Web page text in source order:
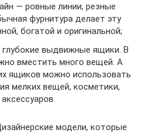
— ровные линии, резные
фурнитура делает эту
богатой и оригинальной;
выдвижные ящики. В
вместить много вещей. А
ящиков можно использовать
мелких вещей, косметики,
аксессуаров.
модели, которые